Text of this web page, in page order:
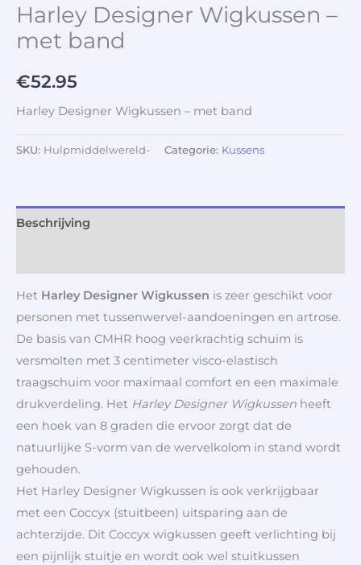
Harley Designer Wigkussen –
met band
€52.95
Harley Designer Wigkussen – met band
SKU: Hulpmiddelwereld- Categorie: Kussens
Beschrijving
Het Harley Designer Wigkussen is zeer geschikt voor
personen met tussenwervel-aandoeningen en artrose.
De basis van CMHR hoog veerkrachtig schuim is
versmolten met 3 centimeter visco-elastisch
traagschuim voor maximaal comfort en een maximale
drukverdeling. Het Harley Designer Wigkussen heeft
een hoek van 8 graden die ervoor zorgt dat de
natuurlijke S-vorm van de wervelkolom in stand wordt
gehouden.
Het Harley Designer Wigkussen is ook verkrijgbaar
met een Coccyx (stuitbeen) uitsparing aan de
achterzijde. Dit Coccyx wigkussen geeft verlichting bij
een pijnlijk stuitje en wordt ook wel stuitkussen